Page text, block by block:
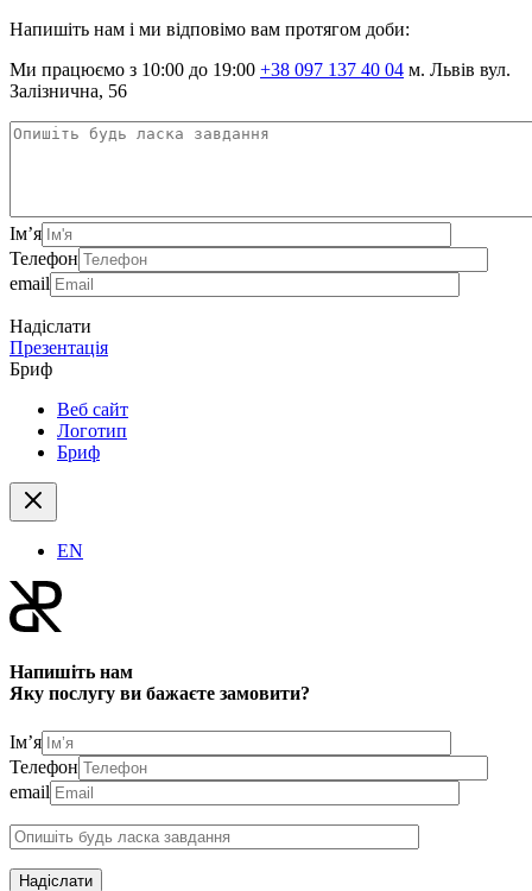
Напишіть нам і ми відповімо вам протягом доби:
Ми працюємо з 10:00 до 19:00 +38 097 137 40 04 м. Львів вул.
Залізнична, 56
Ім’я
Телефон
email
Надіслати
Презентація
Бриф
Веб сайт
Логотип
Бриф
EN
Напишіть нам
Яку послугу ви бажаєте замовити?
Ім’я
Телефон
email
Надіслати